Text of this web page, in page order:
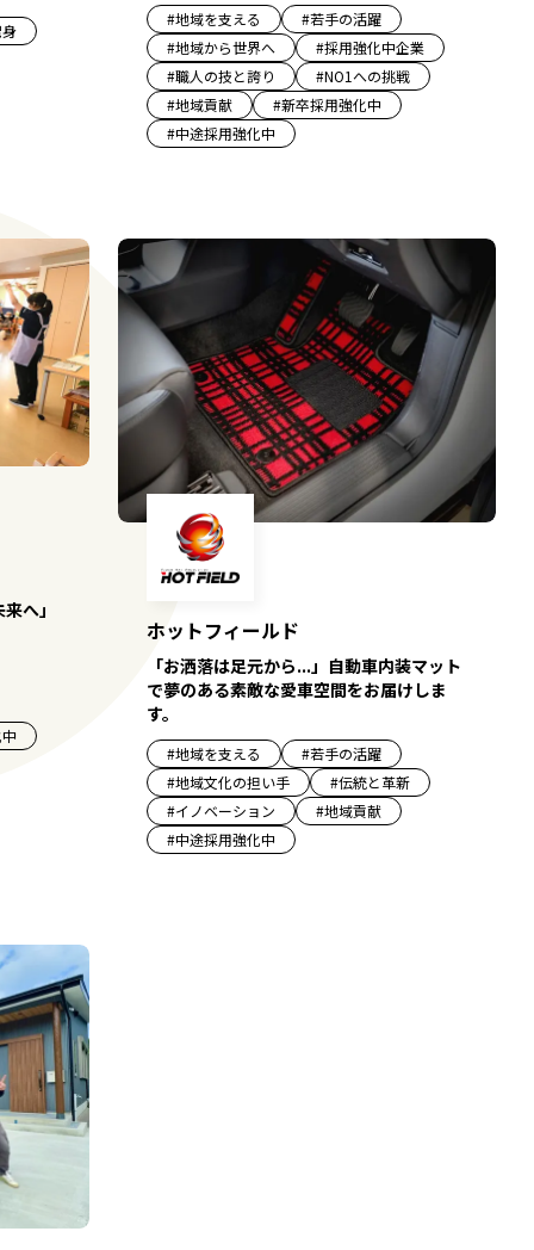
#地域を支える #若手の活躍
#地域から世界へ #採用強化中企業
#職人の技と誇り #NO1への挑戦
#地域貢献 #新卒採用強化中
#中途採用強化中
へ」
ホットフィールド
「お洒落は足元から...」自動車内装マット
で夢のある素敵な愛車空間をお届けしま
す。
#地域を支える #若手の活躍
#地域文化の担い手 #伝統と革新
#イノベーション #地域貢献
#中途採用強化中